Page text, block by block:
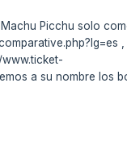
Picchu solo
a su nombre los